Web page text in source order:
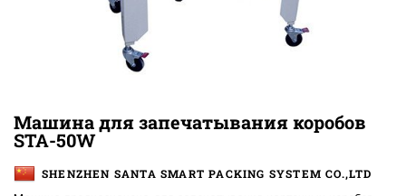
Машина для запечатывания коробов
STA-50W
SHENZHEN SANTA SMART PACKING SYSTEM CO.,LTD